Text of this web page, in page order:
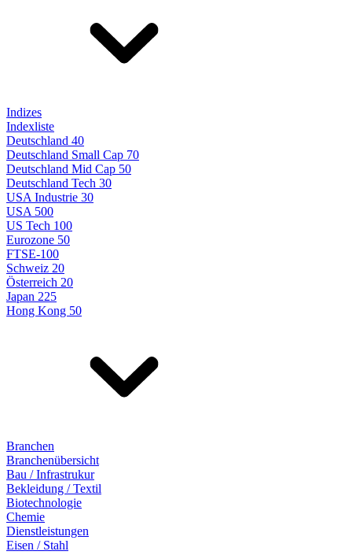
Indizes
Indexliste
Deutschland 40
Deutschland Small Cap 70
Deutschland Mid Cap 50
Deutschland Tech 30
USA Industrie 30
USA 500
US Tech 100
Eurozone 50
FTSE-100
Schweiz 20
Österreich 20
Japan 225
Hong Kong 50
Branchen
Branchenübersicht
Bau / Infrastrukur
Bekleidung / Textil
Biotechnologie
Chemie
Dienstleistungen
Eisen / Stahl